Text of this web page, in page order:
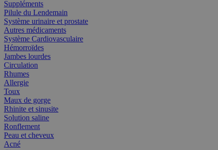
Suppléments
Pilule du Lendemain
Système urinaire et prostate
Autres médicaments
Système Cardiovasculaire
Hémorroïdes
Jambes lourdes
Circulation
Rhumes
Allergie
Toux
Maux de gorge
Rhinite et sinusite
Solution saline
Ronflement
Peau et cheveux
Acné